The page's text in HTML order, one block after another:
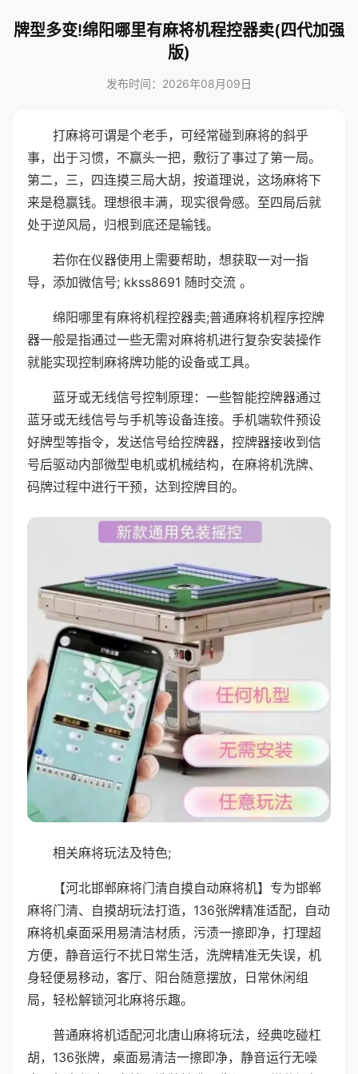
牌型多变!绵阳哪里有麻将机程控器卖(四代加强
版)
发布时间：2026年08月09日
打麻将可谓是个老手，可经常碰到麻将的斜乎
事，出于习惯，不赢头一把，敷衍了事过了第一局。
第二，三，四连摸三局大胡，按道理说，这场麻将下
来是稳赢钱。理想很丰满，现实很骨感。至四局后就
处于逆风局，归根到底还是输钱。
若你在仪器使用上需要帮助，想获取一对一指
导，添加微信号; kkss8691 随时交流 。
绵阳哪里有麻将机程控器卖;普通麻将机程序控牌
器一般是指通过一些无需对麻将机进行复杂安装操作
就能实现控制麻将牌功能的设备或工具。
蓝牙或无线信号控制原理：一些智能控牌器通过
蓝牙或无线信号与手机等设备连接。手机端软件预设
好牌型等指令，发送信号给控牌器，控牌器接收到信
号后驱动内部微型电机或机械结构，在麻将机洗牌、
码牌过程中进行干预，达到控牌目的。
相关麻将玩法及特色;
【河北邯郸麻将门清自摸自动麻将机】专为邯郸
麻将门清、自摸胡玩法打造，136张牌精准适配，自动
麻将机桌面采用易清洁材质，污渍一擦即净，打理超
方便，静音运行不扰日常生活，洗牌精准无失误，机
身轻便易移动，客厅、阳台随意摆放，日常休闲组
局，轻松解锁河北麻将乐趣。
普通麻将机适配河北唐山麻将玩法，经典吃碰杠
胡，136张牌，桌面易清洁一擦即净，静音运行无噪